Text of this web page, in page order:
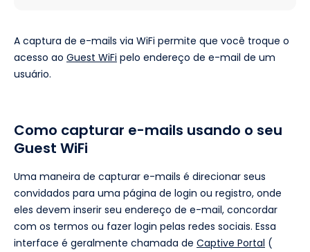
A captura de e-mails via WiFi permite que você troque o
acesso ao Guest WiFi pelo endereço de e-mail de um
usuário.
Como capturar e-mails usando o seu
Guest WiFi
Uma maneira de capturar e-mails é direcionar seus
convidados para uma página de login ou registro, onde
eles devem inserir seu endereço de e-mail, concordar
com os termos ou fazer login pelas redes sociais. Essa
interface é geralmente chamada de Captive Portal (